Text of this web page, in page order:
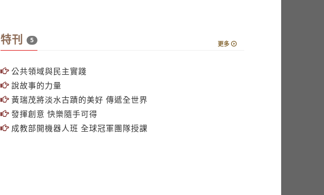
特刊 5 更多
公共領域與民主實踐
說故事的力量
黃瑞茂將淡水古蹟的美好 傳遞全世界
發揮創意 快樂隨手可得
成教部開機器人班 全球冠軍團隊授課